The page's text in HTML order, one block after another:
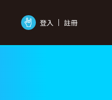
登入 註冊